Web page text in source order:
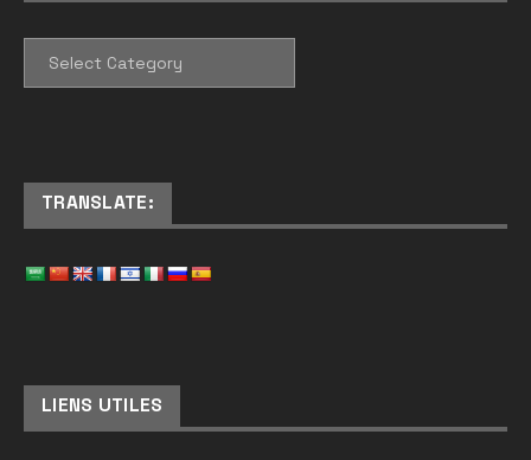
TRANSLATE:
LIENS UTILES